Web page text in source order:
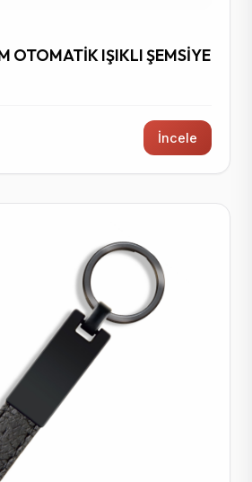
OTOMATİK IŞIKLI ŞEMSİYE
İncele